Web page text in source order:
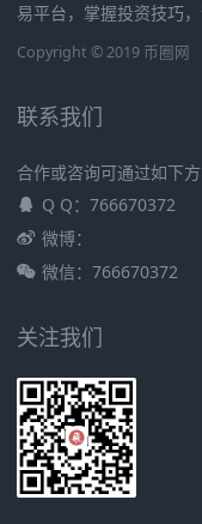
易平台，掌握投资技巧
Copyright © 2019 币圈网
联系我们
合作或咨询可通过如下方
Q Q：766670372
微博：
微信：766670372
关注我们